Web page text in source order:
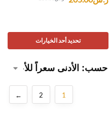
تحديد أحد الخيارات
1
2
←